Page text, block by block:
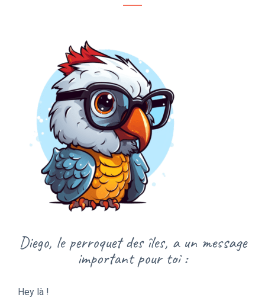
Diego, le perroquet des îles, a un message
important pour toi :
Hey là !